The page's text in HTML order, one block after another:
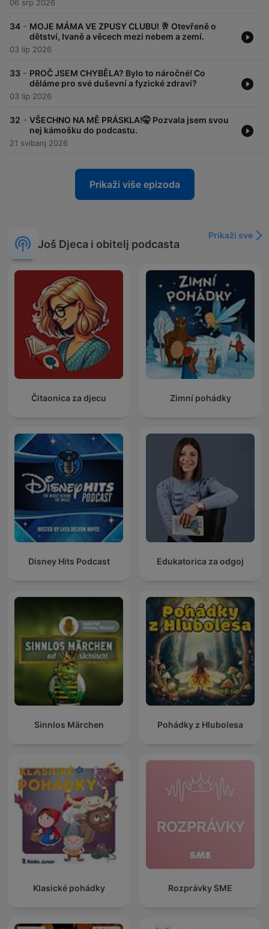
06 srp 2026
34 - MOJE MÁMA VE ZPUSY CLUBU! 🥂 Otevřeně o
dětství, Ivaně a věcech mezi nebem a zemí.
03 lip 2026
33 - PROČ JSEM CHYBĚLA? Bylo to náročné! Co
děláme pro své duševní a fyzické zdraví?
03 lip 2026
32 - VŠECHNO NA MĚ PRÁSKLA!🤫 Pozvala jsem svou
nej kámošku do podcastu.
21 svibanj 2026
Prikaži više epizoda
Još Djeca i obitelj podcasta
Prikaži sve
Čitaonica za djecu Zimní pohádky
Disney Hits Podcast Edukatorica za odgoj
Sinnlos Märchen Pohádky z Hlubolesa
Klasické pohádky Rozprávky SME